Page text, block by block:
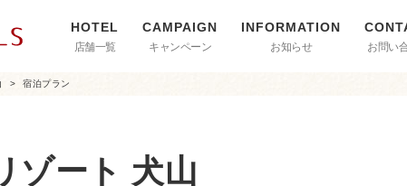
店舗一覧 キャンペーン お知らせ お問い
宿泊プラン
ゾート 犬山